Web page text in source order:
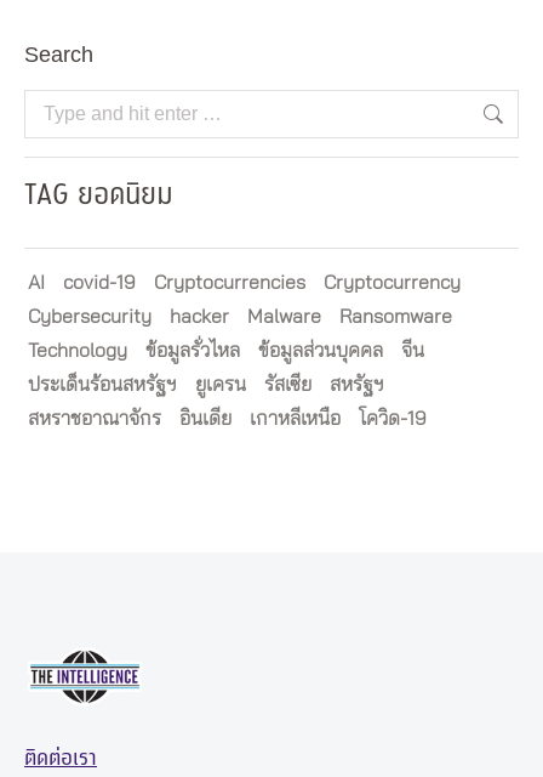
Search
Search:
TAG ยอดนิยม
AI covid-19 Cryptocurrencies
Cryptocurrency
Cybersecurity
hacker Malware
Ransomware
Technology
ข้อมูลรั่วไหล ข้อมูลส่วนบุคคล
จีน
ประเด็นร้อนสหรัฐฯ
ยูเครน รัสเซีย
สหรัฐฯ
สหราชอาณาจักร
อินเดีย เกาหลีเหนือ โควิด-19
ติดต่อเรา